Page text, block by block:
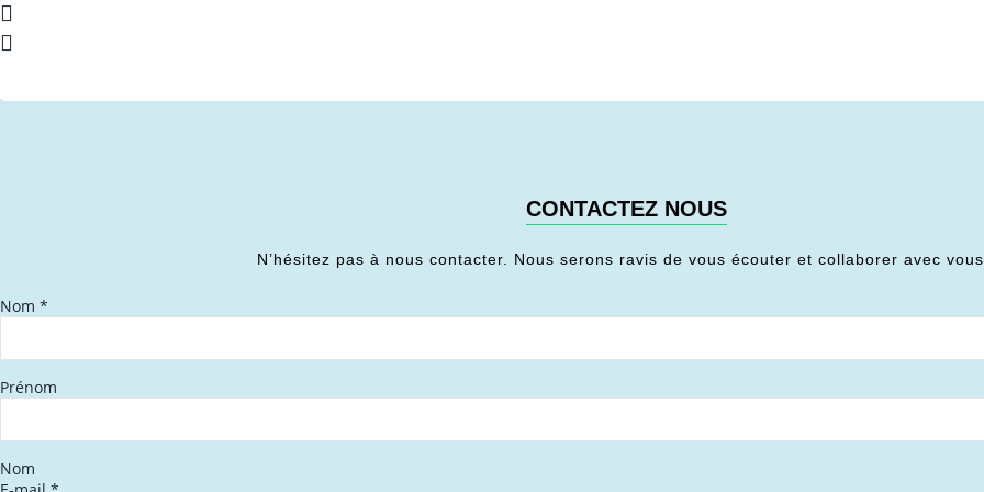
CONTACTEZ NOUS
N’hésitez pas à nous contacter. Nous serons ravis de vous écouter et collaborer avec
Nom *
Prénom
Nom